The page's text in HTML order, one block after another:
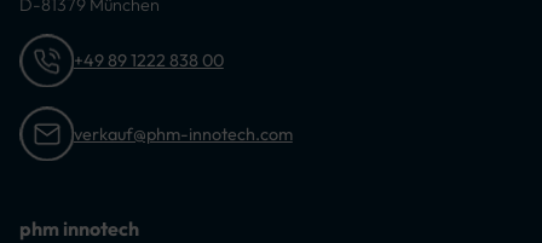
+49 89 1222 838 00
verkauf@phm-innotech.com
phm innotech